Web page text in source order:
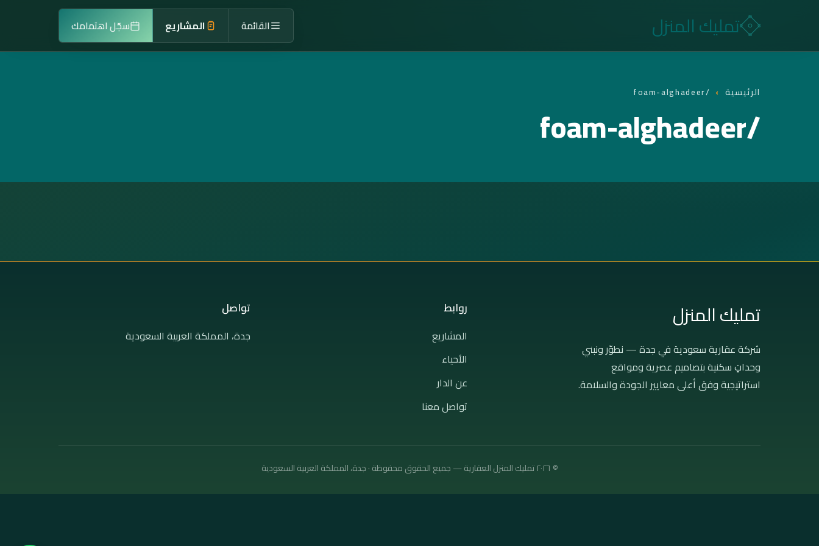
تمليك المنزل القائمة المشاريع سجّل اهتمامك
الرئيسية ›
/foam-alghadeer
/foam-alghadeer
تمليك المنزل
شركة عقارية سعودية في جدة — نطوّر ونبني
وحداتٍ سكنية بتصاميم عصرية ومواقع
استراتيجية وفق أعلى معايير الجودة والسلامة.
روابط
المشاريع
الأحياء
عن الدار
تواصل معنا
تواصل
جدة، المملكة العربية السعودية
© ٢٠٢٦ تمليك المنزل العقارية — جميع الحقوق محفوظة · جدة، المملكة العربية السعودية